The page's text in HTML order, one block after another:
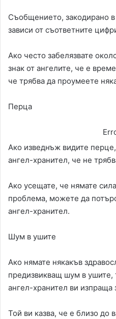
Съобщението, закодирано
зависи от съответните
Ако често забелязвате
знак от ангелите, че е
че трябва да проумеете
Перца
Ако изведнъж видите
ангел-хранител, че не
Ако усещате, че нямате
проблема, можете да
ангел-хранител.
Шум в ушите
Ако нямате някакъв
предизвикващ шум в ушите,
ангел-хранител ви изпраща
Той ви казва, че е близо до